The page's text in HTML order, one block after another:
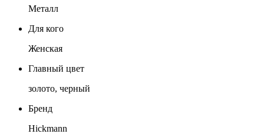
Металл
Для кого
Женская
Главный цвет
золото, черный
Бренд
Hickmann